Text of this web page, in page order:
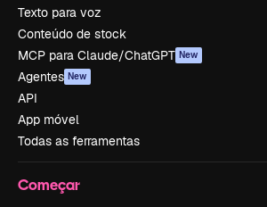
Texto para voz
Conteúdo de stock
MCP para Claude/ChatGPT New
Agentes New
API
App móvel
Todas as ferramentas
Começar